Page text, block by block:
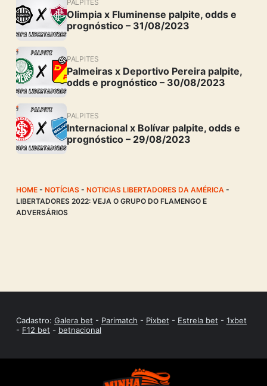
PALPITES
Olimpia x Fluminense palpite, odds e
prognóstico – 31/08/2023
PALPITES
Palmeiras x Deportivo Pereira palpite,
odds e prognóstico – 30/08/2023
PALPITES
Internacional x Bolívar palpite, odds e
prognóstico – 29/08/2023
HOME- NOTÍCIAS- NOTICIAS LIBERTADORES DA AMÉRICA-
LIBERTADORES 2022: VEJA O GRUPO DO FLAMENGO E
ADVERSÁRIOS
Cadastro: Galera bet - Parimatch - Pixbet - Estrela bet - 1xbet
- F12 bet - betnacional